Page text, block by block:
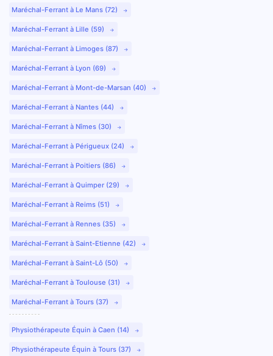
Maréchal-Ferrant à Le Mans (72)
Maréchal-Ferrant à Lille (59)
Maréchal-Ferrant à Limoges (87)
Maréchal-Ferrant à Lyon (69)
Maréchal-Ferrant à Mont-de-Marsan (40)
Maréchal-Ferrant à Nantes (44)
Maréchal-Ferrant à Nîmes (30)
Maréchal-Ferrant à Périgueux (24)
Maréchal-Ferrant à Poitiers (86)
Maréchal-Ferrant à Quimper (29)
Maréchal-Ferrant à Reims (51)
Maréchal-Ferrant à Rennes (35)
Maréchal-Ferrant à Saint-Etienne (42)
Maréchal-Ferrant à Saint-Lô (50)
Maréchal-Ferrant à Toulouse (31)
Maréchal-Ferrant à Tours (37)
Physiothérapeute Équin à Caen (14)
Physiothérapeute Équin à Tours (37)